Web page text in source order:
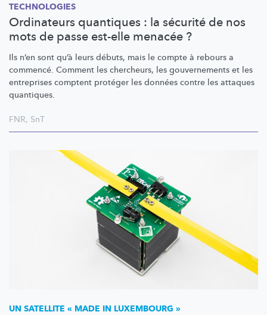
TECHNOLOGIES
Ordinateurs quantiques : la sécurité de nos
mots de passe est-elle menacée ?
Ils n’en sont qu’à leurs débuts, mais le compte à rebours a
commencé. Comment les chercheurs, les gouvernements et les
entreprises comptent protéger les données contre les attaques
quantiques.
FNR, SnT
UN SATELLITE « MADE IN LUXEMBOURG »